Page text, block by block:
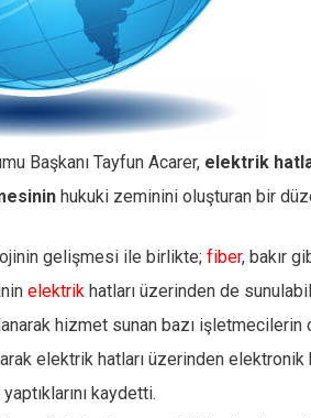
Başkanı Tayfun Acarer, elektrik
hukuki zeminini oluşturan bir
gelişmesi ile birlikte; fiber, bakır
elektrik hatları üzerinden de
hizmet sunan bazı
elektrik hatları üzerinden
kaydetti.